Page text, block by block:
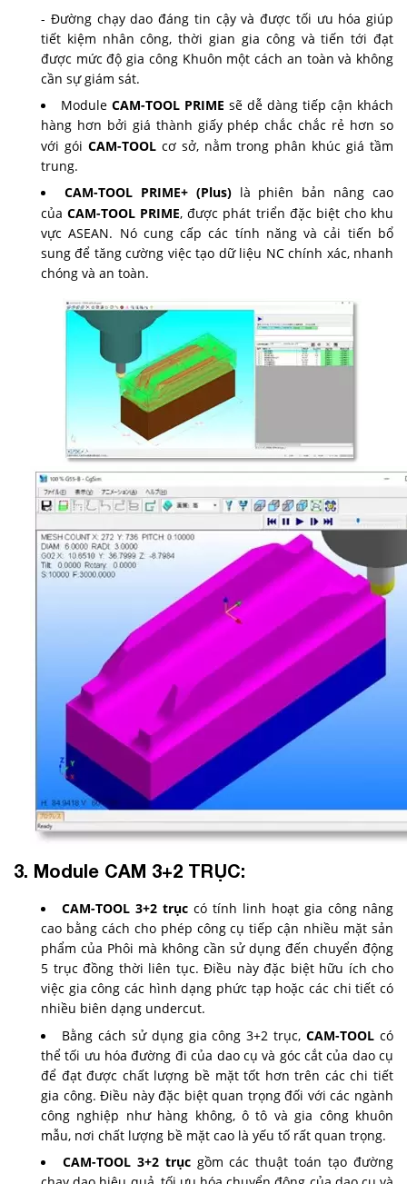
- Đường chạy dao đáng tin cậy và được tối ưu hóa giúp
tiết kiệm nhân công, thời gian gia công và tiến tới đạt
được mức độ gia công Khuôn một cách an toàn và không
cần sự giám sát.
Module CAM-TOOL PRIME sẽ dễ dàng tiếp cận khách
hàng hơn bởi giá thành giấy phép chắc chắc rẻ hơn so
với gói CAM-TOOLcơ sở, nằm trong phân khúc giá tầm
trung.
CAM-TOOL PRIME+ (Plus)là phiên bản nâng cao
củaCAM-TOOL PRIME, được phát triển đặc biệt cho khu
vực ASEAN. Nó cung cấp các tính năng và cải tiến bổ
sung để tăng cường việc tạo dữ liệu NC chính xác, nhanh
chóng và an toàn.
3. Module CAM 3+2 TRỤC:
CAM-TOOL 3+2 trục có tính linh hoạt gia công nâng
cao bằng cách cho phép công cụ tiếp cận nhiều mặt sản
phẩm của Phôi mà không cần sử dụng đến chuyển động
5 trục đồng thời liên tục. Điều này đặc biệt hữu ích cho
việc gia công các hình dạng phức tạp hoặc các chi tiết có
nhiều biên dạng undercut.
Bằng cách sử dụng gia công 3+2 trục,CAM-TOOL có
thể tối ưu hóa đường đi của dao cụ và góc cắt của dao cụ
để đạt được chất lượng bề mặt tốt hơn trên các chi tiết
gia công. Điều này đặc biệt quan trọng đối với các ngành
công nghiệp như hàng không, ô tô và gia công khuôn
mẫu, nơi chất lượng bề mặt cao là yếu tố rất quan trọng.
CAM-TOOL 3+2 trụcgồm các thuật toán tạo đường